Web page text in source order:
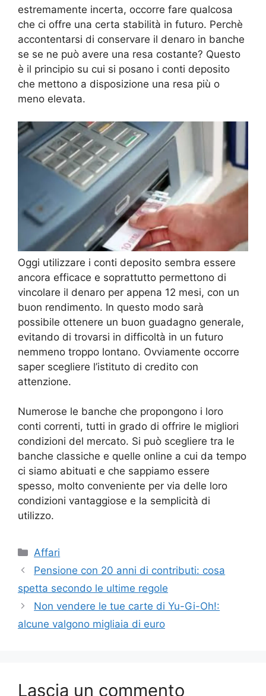
estremamente incerta, occorre fare qualcosa
che ci offre una certa stabilità in futuro. Perchè
accontentarsi di conservare il denaro in banche
se se ne può avere una resa costante? Questo
è il principio su cui si posano i conti deposito
che mettono a disposizione una resa più o
meno elevata.
Oggi utilizzare i conti deposito sembra essere
ancora efficace e soprattutto permettono di
vincolare il denaro per appena 12 mesi, con un
buon rendimento. In questo modo sarà
possibile ottenere un buon guadagno generale,
evitando di trovarsi in difficoltà in un futuro
nemmeno troppo lontano. Ovviamente occorre
saper scegliere l’istituto di credito con
attenzione.
Numerose le banche che propongono i loro
conti correnti, tutti in grado di offrire le migliori
condizioni del mercato. Si può scegliere tra le
banche classiche e quelle online a cui da tempo
ci siamo abituati e che sappiamo essere
spesso, molto conveniente per via delle loro
condizioni vantaggiose e la semplicità di
utilizzo.
Categorie
Affari
Pensione con 20 anni di contributi: cosa
spetta secondo le ultime regole
Non vendere le tue carte di Yu-Gi-Oh!:
alcune valgono migliaia di euro
Lascia un commento